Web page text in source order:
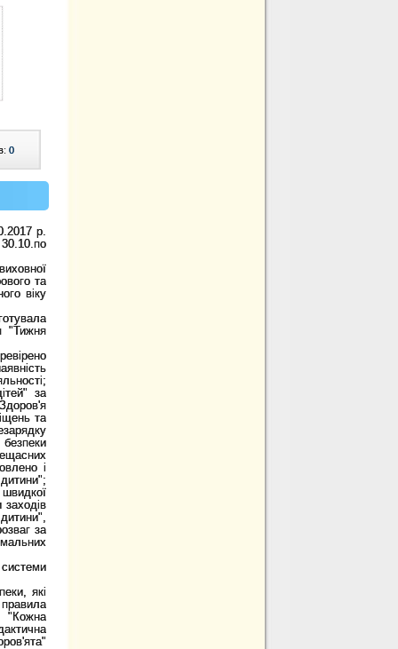
0
р.
та
віку
"Тижня
за
та
і
заходів
за
які
"Кожна